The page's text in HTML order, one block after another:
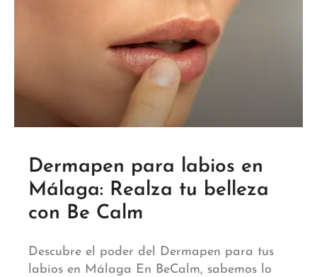
Dermapen para labios en
Málaga: Realza tu belleza
con Be Calm
Descubre el poder del Dermapen para tus
labios en Málaga En BeCalm, sabemos lo